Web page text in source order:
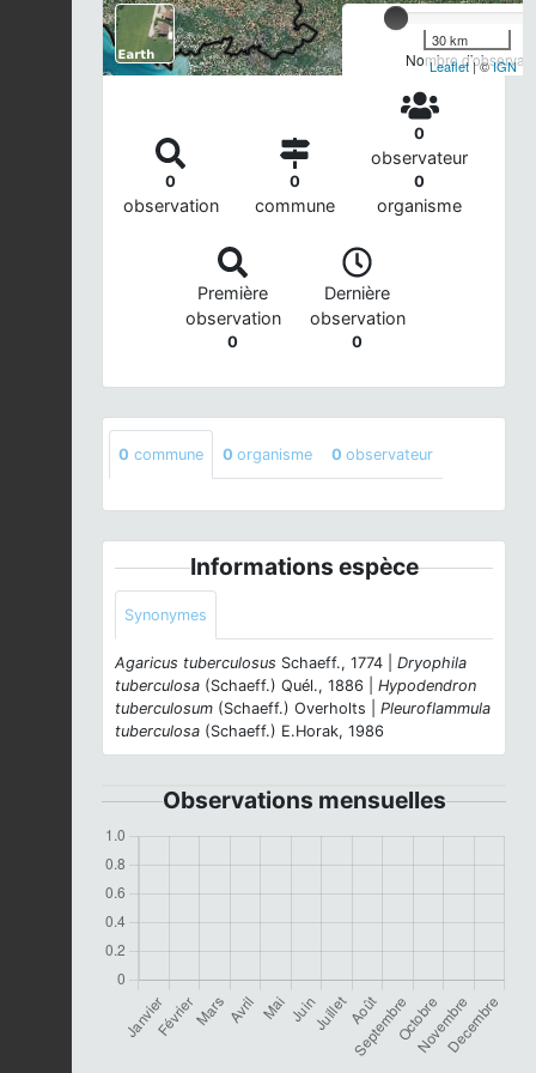
Nombre
30 km
Leaflet| ©IGN
0
observation
0
commune
0
observateur
0
organisme
Première
observation
0
Dernière
observation
0
0 commune 0 organisme 0 observateur
Informations espèce
Synonymes
Agaricus tuberculosus Schaeff., 1774 | Dryophila
tuberculosa (Schaeff.) Quél., 1886 | Hypodendron
tuberculosum (Schaeff.) Overholts | Pleuroflammula
tuberculosa (Schaeff.) E.Horak, 1986
Observations mensuelles